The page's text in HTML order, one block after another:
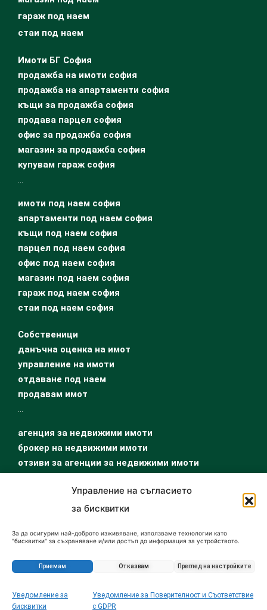
Управление на съгласието
за бисквитки
За да осигурим най-доброто изживяване, използваме технологии като
"бисквитки" за съхраняване и/или достъп до информация за устройството.
Несъгласието или оттеглянето на съгласието може да се отрази
неблагоприятно на определени функции и характеристики.
Приемам Отказвам Преглед на настройките
Уведомление за
бисквитки
Уведомление за Поверителност и Съответствие
с GDPR
гараж под наем
стаи под наем
Имоти БГ София
продажба на имоти софия
продажба на апартаменти софия
къщи за продажба софия
продава парцел софия
офис за продажба софия
магазин за продажба софия
купувам гараж софия
имоти под наем софия
апартаменти под наем софия
къщи под наем софия
парцел под наем софия
офис под наем софия
магазин под наем софия
гараж под наем софия
стаи под наем софия
Собственици
данъчна оценка на имот
управление на имоти
отдаване под наем
продавам имот
агенция за недвижими имоти
брокер на недвижими имоти
отзиви за агенции за недвижими имоти
© 2026 All Rights Reserved | BulgarIMOT.bg |